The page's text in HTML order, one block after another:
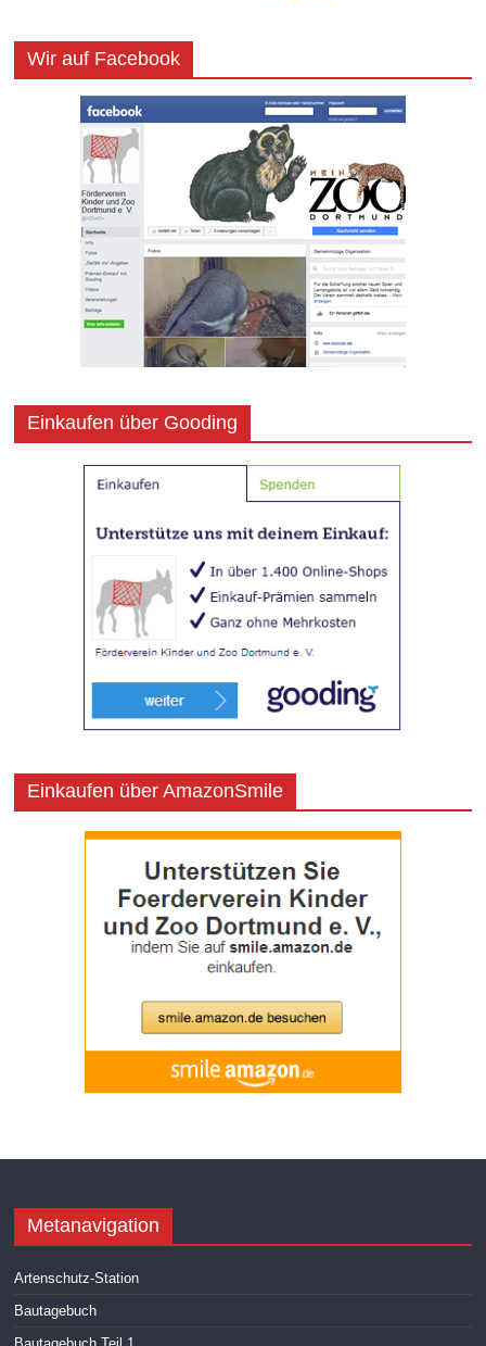
Wir auf Facebook
Einkaufen über Gooding
Einkaufen über AmazonSmile
Metanavigation
Artenschutz-Station
Bautagebuch